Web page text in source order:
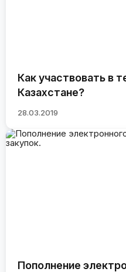
Как участвовать в
Казахстане?
28.03.2019
Пополнение